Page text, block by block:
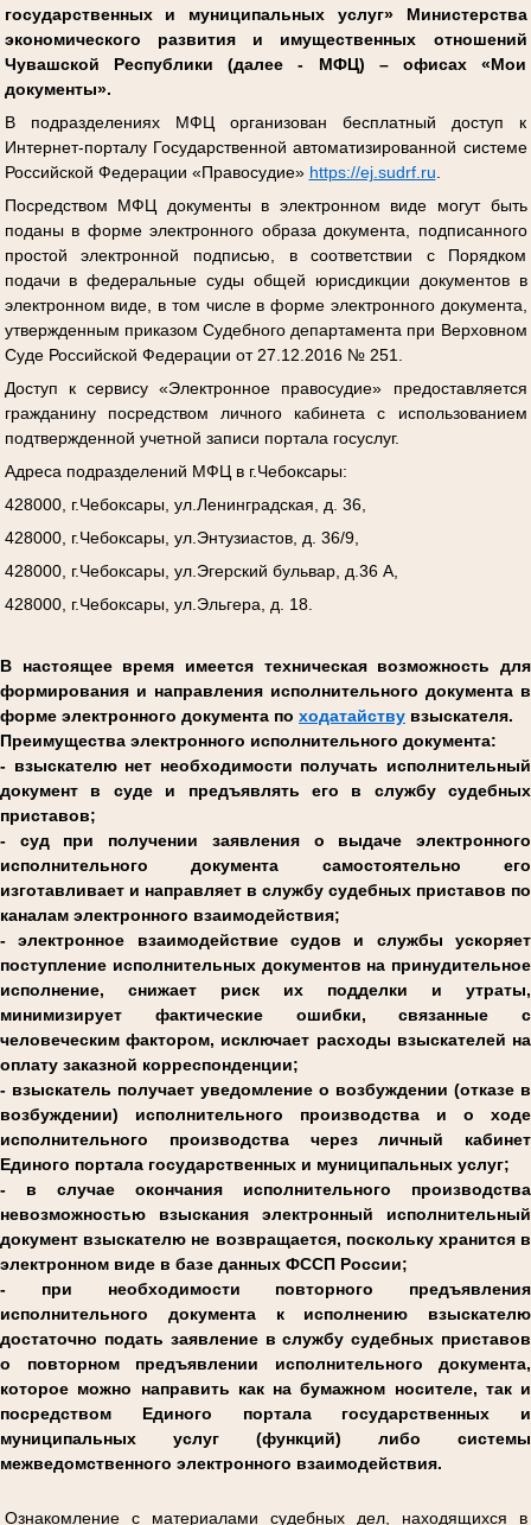
государственных и муниципальных услуг» Министерства
экономического развития и имущественных отношений
Чувашской Республики (далее - МФЦ) – офисах «Мои
документы».
В подразделениях МФЦ организован бесплатный доступ к
Интернет-порталу Государственной автоматизированной системе
Российской Федерации «Правосудие» https://ej.sudrf.ru
Посредством МФЦ документы в электронном виде могут быть
поданы в форме электронного образа документа, подписанного
простой электронной подписью, в соответствии с Порядком
подачи в федеральные суды общей юрисдикции документов в
электронном виде, в том числе в форме электронного документа,
утвержденным приказом Судебного департамента при Верховном
Суде Российской Федерации от 27.12.2016 № 251.
Доступ к сервису «Электронное правосудие» предоставляется
гражданину посредством личного кабинета с использованием
подтвержденной учетной записи портала госуслуг.
Адреса подразделений МФЦ в г.Чебоксары:
428000, г.Чебоксары, ул.Ленинградская, д. 36,
428000, г.Чебоксары, ул.Энтузиастов, д. 36/9,
428000, г.Чебоксары, ул.Эгерский бульвар, д.36 А,
428000, г.Чебоксары, ул.Эльгера, д. 18.
В настоящее время имеется техническая возможность для
формирования и направления исполнительного документа в
форме электронного документа по ходатайству взыскателя.
Преимущества электронного исполнительного документа:
- взыскателю нет необходимости получать исполнительный
документ в суде и предъявлять его в службу судебных
приставов;
- суд при получении заявления о выдаче электронного
исполнительного документа самостоятельно его
изготавливает и направляет в службу судебных приставов по
каналам электронного взаимодействия;
- электронное взаимодействие судов и службы ускоряет
поступление исполнительных документов на принудительное
исполнение, снижает риск их подделки и утраты,
минимизирует фактические ошибки, связанные с
человеческим фактором, исключает расходы взыскателей на
оплату заказной корреспонденции;
- взыскатель получает уведомление о возбуждении (отказе в
возбуждении) исполнительного производства и о ходе
исполнительного производства через личный кабинет
Единого портала государственных и муниципальных услуг;
- в случае окончания исполнительного производства
невозможностью взыскания электронный исполнительный
документ взыскателю не возвращается, поскольку хранится в
электронном виде в базе данных ФССП России;
- при необходимости повторного предъявления
исполнительного документа к исполнению взыскателю
достаточно подать заявление в службу судебных приставов
о повторном предъявлении исполнительного документа,
которое можно направить как на бумажном носителе, так и
посредством Единого портала государственных и
муниципальных услуг (функций) либо системы
межведомственного электронного взаимодействия.
Ознакомление с материалами судебных дел, находящихся в